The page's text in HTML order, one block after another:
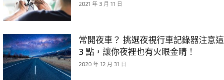
2021 年 3 月 11 日
常開夜車？ 挑選夜視行車記錄器注意這
3 點，讓你夜裡也有火眼金睛！
2020 年 12 月 31 日